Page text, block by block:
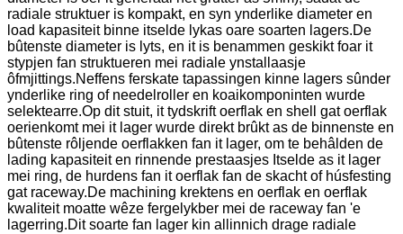
radiale struktuer is kompakt, en syn ynderlike diameter en
load kapasiteit binne itselde lykas oare soarten lagers.De
bûtenste diameter is lyts, en it is benammen geskikt foar it
stypjen fan struktueren mei radiale ynstallaasje
ôfmjittings.Neffens ferskate tapassingen kinne lagers sûnder
ynderlike ring of needelroller en koaikomponinten wurde
selektearre.Op dit stuit, it tydskrift oerflak en shell gat oerflak
oerienkomt mei it lager wurde direkt brûkt as de binnenste en
bûtenste rôljende oerflakken fan it lager, om te behâlden de
lading kapasiteit en rinnende prestaasjes Itselde as it lager
mei ring, de hurdens fan it oerflak fan de skacht of húsfesting
gat raceway.De machining krektens en oerflak en oerflak
kwaliteit moatte wêze fergelykber mei de raceway fan 'e
lagerring.Dit soarte fan lager kin allinnich drage radiale